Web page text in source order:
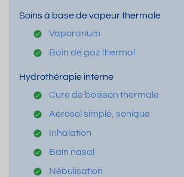
Soins à base de vapeur thermale
Vaporarium
Bain de gaz thermal
Hydrothérapie interne
Cure de boisson thermale
Aérosol simple, sonique
Inhalation
Bain nasal
Nébulisation